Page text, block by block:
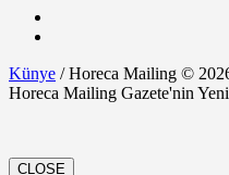
Künye / Horeca Mailing ©
Horeca Mailing Gazete'nin Yeni
CLOSE